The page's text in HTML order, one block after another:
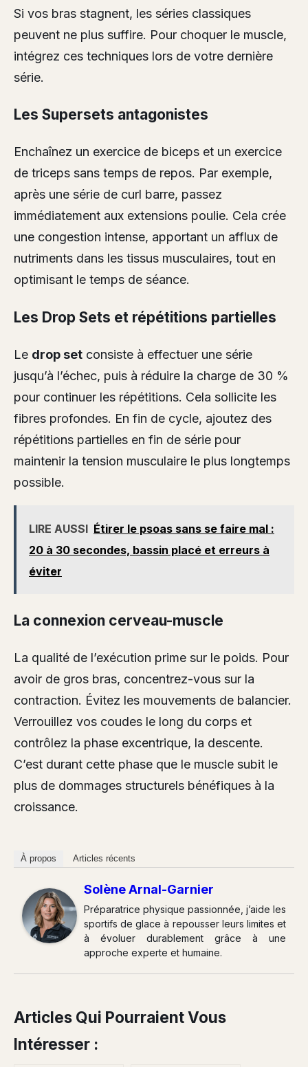
Si vos bras stagnent, les séries classiques
peuvent ne plus suffire. Pour choquer le muscle,
intégrez ces techniques lors de votre dernière
série.
Les Supersets antagonistes
Enchaînez un exercice de biceps et un exercice
de triceps sans temps de repos. Par exemple,
après une série de curl barre, passez
immédiatement aux extensions poulie. Cela crée
une congestion intense, apportant un afflux de
nutriments dans les tissus musculaires, tout en
optimisant le temps de séance.
Les Drop Sets et répétitions partielles
Le drop set consiste à effectuer une série
jusqu’à l’échec, puis à réduire la charge de 30 %
pour continuer les répétitions. Cela sollicite les
fibres profondes. En fin de cycle, ajoutez des
répétitions partielles en fin de série pour
maintenir la tension musculaire le plus longtemps
possible.
LIRE AUSSI Étirer le psoas sans se faire mal :
20 à 30 secondes, bassin placé et erreurs à
éviter
La connexion cerveau-muscle
La qualité de l’exécution prime sur le poids. Pour
avoir de gros bras, concentrez-vous sur la
contraction. Évitez les mouvements de balancier.
Verrouillez vos coudes le long du corps et
contrôlez la phase excentrique, la descente.
C’est durant cette phase que le muscle subit le
plus de dommages structurels bénéfiques à la
croissance.
À propos Articles récents
Solène Arnal-Garnier
Préparatrice physique passionnée, j’aide les
sportifs de glace à repousser leurs limites et
à évoluer durablement grâce à une
approche experte et humaine.
Articles Qui Pourraient Vous
Intéresser :